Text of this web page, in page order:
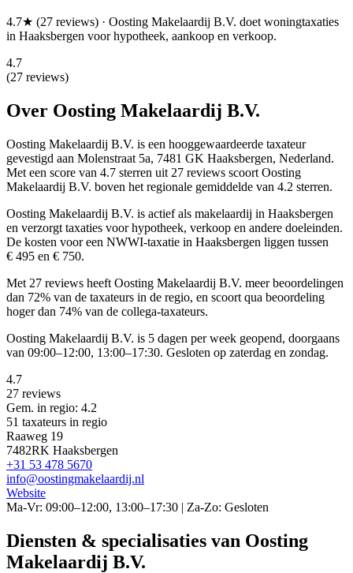
4.7★ (27 reviews) · Oosting Makelaardij B.V. doet woningtaxaties
in Haaksbergen voor hypotheek, aankoop en verkoop.
4.7
(27 reviews)
Over Oosting Makelaardij B.V.
Oosting Makelaardij B.V. is een hooggewaardeerde taxateur
gevestigd aan Molenstraat 5a, 7481 GK Haaksbergen, Nederland.
Met een score van 4.7 sterren uit 27 reviews scoort Oosting
Makelaardij B.V. boven het regionale gemiddelde van 4.2 sterren.
Oosting Makelaardij B.V. is actief als makelaardij in Haaksbergen
en verzorgt taxaties voor hypotheek, verkoop en andere doeleinden.
De kosten voor een NWWI-taxatie in Haaksbergen liggen tussen
€ 495 en € 750.
Met 27 reviews heeft Oosting Makelaardij B.V. meer beoordelingen
dan 72% van de taxateurs in de regio, en scoort qua beoordeling
hoger dan 74% van de collega-taxateurs.
Oosting Makelaardij B.V. is 5 dagen per week geopend, doorgaans
van 09:00–12:00, 13:00–17:30. Gesloten op zaterdag en zondag.
4.7
27 reviews
Gem. in regio: 4.2
51 taxateurs in regio
Raaweg 19
7482RK Haaksbergen
+31 53 478 5670
info@oostingmakelaardij.nl
Website
Ma-Vr: 09:00–12:00, 13:00–17:30 | Za-Zo: Gesloten
Diensten & specialisaties van Oosting
Makelaardij B.V.